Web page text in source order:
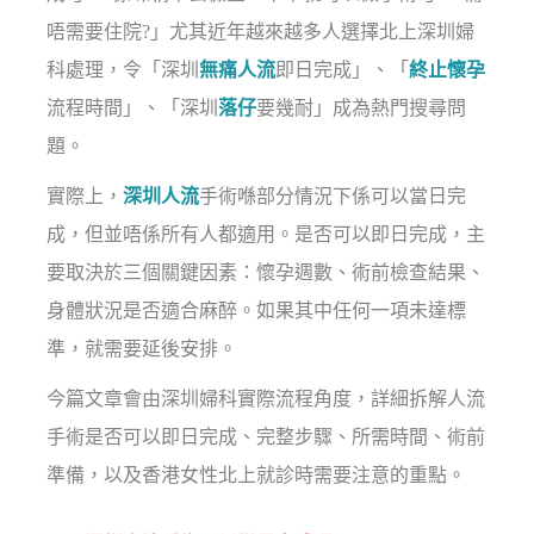
唔需要住院?」尤其近年越來越多人選擇北上深圳婦
科處理，令「深圳無痛人流即日完成」、「終止懷孕
流程時間」、「深圳落仔要幾耐」成為熱門搜尋問
題。
實際上，深圳人流手術喺部分情況下係可以當日完
成，但並唔係所有人都適用。是否可以即日完成，主
要取決於三個關鍵因素：懷孕週數、術前檢查結果、
身體狀況是否適合麻醉。如果其中任何一項未達標
準，就需要延後安排。
今篇文章會由深圳婦科實際流程角度，詳細拆解人流
手術是否可以即日完成、完整步驟、所需時間、術前
準備，以及香港女性北上就診時需要注意的重點。